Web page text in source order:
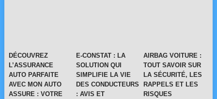
DÉCOUVREZ
L’ASSURANCE
AUTO PARFAITE
AVEC MON AUTO
ASSURE : VOTRE
E-CONSTAT : LA
SOLUTION QUI
SIMPLIFIE LA VIE
DES CONDUCTEURS
: AVIS ET
AIRBAG VOITURE :
TOUT SAVOIR SUR
LA SÉCURITÉ, LES
RAPPELS ET LES
RISQUES